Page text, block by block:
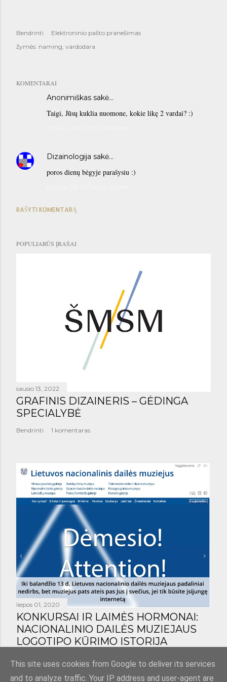
Bendrinti
Elektroninio pašto pranešimas
žymės: naming vardodara
KOMENTARAI
Anonimiškas sakė…
Taigi, Jūsų kuklia nuomone, kokie likę 2 vardai? :)
Dizainologija sakė…
poros dienų bėgyje parašysiu :)
RAŠYTI KOMENTARĄ
POPULIARŪS ĮRAŠAI
sausio 13, 2022
GRAFINIS DIZAINERIS – GĖDINGA
SPECIALYBĖ
Bendrinti 1 komentaras
liepos 01, 2020
KONKURSAI IR LAIMĖS HORMONAI:
NACIONALINIO DAILĖS MUZIEJAUS
LOGOTIPO KŪRIMO ISTORIJA
This site uses cookies from Google to deliver its services
and to analyze traffic. Your IP address and user-agent are